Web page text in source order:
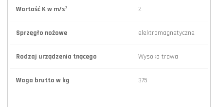
Wartość K w m/s² 2
Sprzęgło nożowe elektromagnetyczne
Rodzaj urządzenia tnącego Wysoka trawa
Waga brutto w kg 375